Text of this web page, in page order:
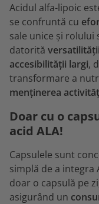
Acidul alfa-lipoic
se confruntă cu
sale unice și rolului
datorită versatilității
accesibilității largi,
transformare a
menținerea
Doar cu o
acid ALA!
Capsulele sunt
simplă de a integra
doar o capsulă pe
asigurând un